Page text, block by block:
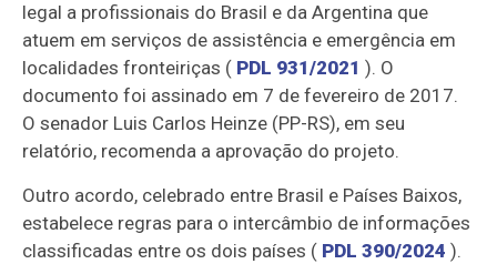
legal a profissionais do Brasil e da Argentina que
atuem em serviços de assistência e emergência em
localidades fronteiriças ( PDL 931/2021 ). O
documento foi assinado em 7 de fevereiro de 2017.
O senador Luis Carlos Heinze (PP-RS), em seu
relatório, recomenda a aprovação do projeto.
Outro acordo, celebrado entre Brasil e Países Baixos,
estabelece regras para o intercâmbio de informações
classificadas entre os dois países ( PDL 390/2024 ).